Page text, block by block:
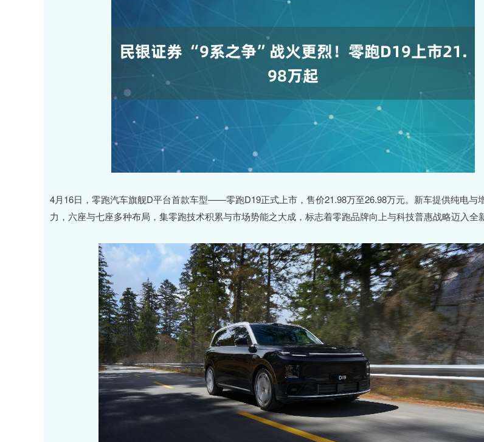
4月16日，零跑汽车旗舰D平台首款车型——零跑D19正式上市，售价21.98万至26.98万元。新车提供纯电与
力，六座与七座多种布局，集零跑技术积累与市场势能之大成，标志着零跑品牌向上与科技普惠战略迈入全